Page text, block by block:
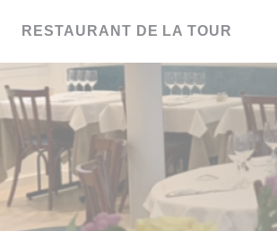
RESTAURANT DE LA TOUR